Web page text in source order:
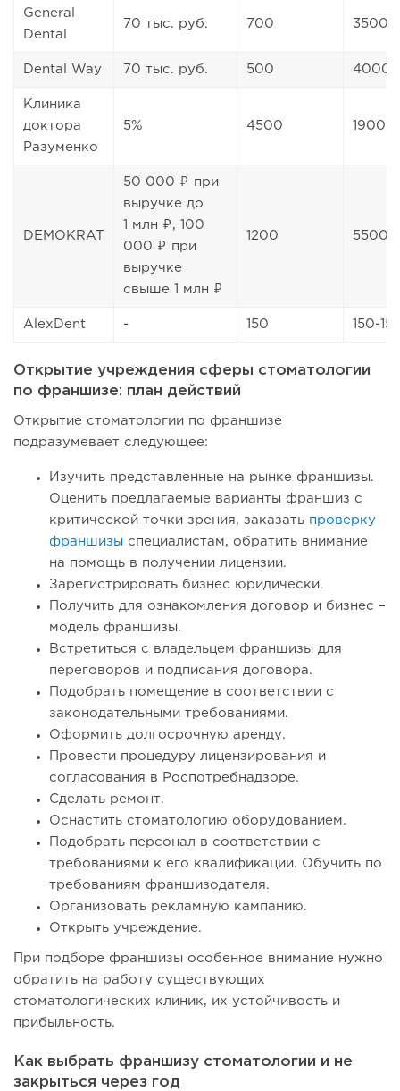
General
Dental
70 тыс. руб. 700 3500
Dental Way 70 тыс. руб. 500 4000
Клиника
доктора
Разуменко
5% 4500 19000
DEMOKRAT
50 000 ₽ при
выручке до
1 млн ₽, 100
000 ₽ при
выручке
свыше 1 млн ₽
1200 5500-
AlexDent - 150 150-
Открытие учреждения сферы стоматологии
по франшизе: план действий
Открытие стоматологии по франшизе
подразумевает следующее:
Изучить представленные на рынке франшизы.
Оценить предлагаемые варианты франшиз с
критической точки зрения, заказать проверку
франшизы специалистам, обратить внимание
на помощь в получении лицензии.
Зарегистрировать бизнес юридически.
Получить для ознакомления договор и бизнес –
модель франшизы.
Встретиться с владельцем франшизы для
переговоров и подписания договора.
Подобрать помещение в соответствии с
законодательными требованиями.
Оформить долгосрочную аренду.
Провести процедуру лицензирования и
согласования в Роспотребнадзоре.
Сделать ремонт.
Оснастить стоматологию оборудованием.
Подобрать персонал в соответствии с
требованиями к его квалификации. Обучить по
требованиям франшизодателя.
Организовать рекламную кампанию.
Открыть учреждение.
При подборе франшизы особенное внимание нужно
обратить на работу существующих
стоматологических клиник, их устойчивость и
прибыльность.
Как выбрать франшизу стоматологии и не
закрыться через год